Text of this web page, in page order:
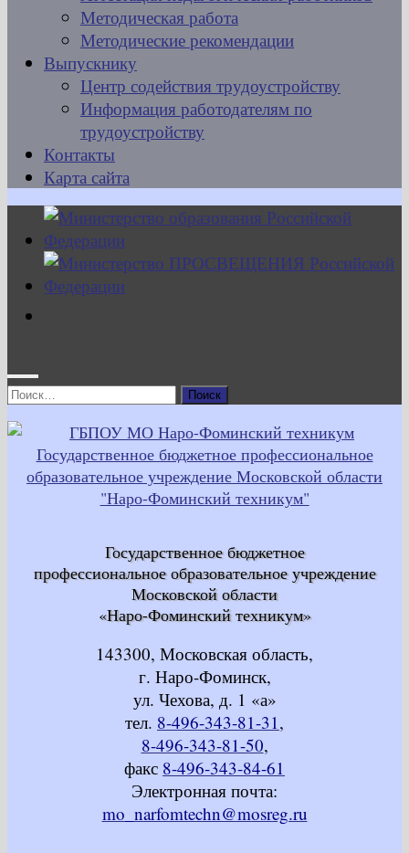
Методическая работа
Методические рекомендации
Выпускнику
Центр содействия трудоустройству
Информация работодателям по
трудоустройству
Контакты
Карта сайта
Найти:
Государственное бюджетное
профессиональное образовательное учреждение
Московской области
«Наро-Фоминский техникум»
143300, Московская область,
г. Наро-Фоминск,
ул. Чехова, д. 1 «а»
тел. 8-496-343-81-31,
8-496-343-81-50,
факс 8-496-343-84-61
Электронная почта:
mo_narfomtechn@mosreg.ru